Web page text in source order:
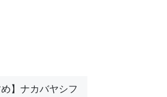
】ナカバヤシフ